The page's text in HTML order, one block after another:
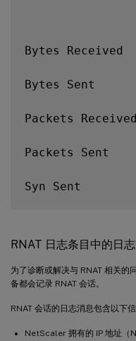
Bytes
Bytes
Packets
Syn
RNAT 日志条目中的日
为了诊断或解决与 RNAT 相关
备都会记录 RNAT 会话。
RNAT 会话的日志消息包含以下信
NetScaler 拥有的 IP 地址（